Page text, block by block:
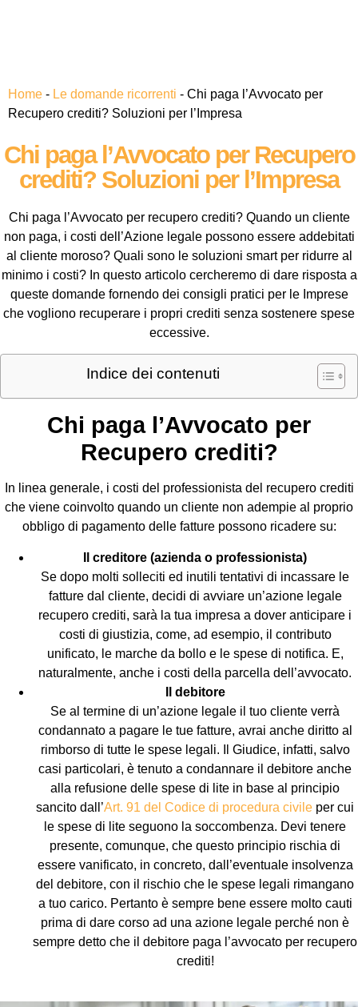
Home - Le domande ricorrenti - Chi paga l’Avvocato per
Recupero crediti? Soluzioni per l’Impresa
Chi paga l’Avvocato per Recupero
crediti? Soluzioni per l’Impresa
Chi paga l’Avvocato per recupero crediti? Quando un cliente
non paga, i costi dell’Azione legale possono essere addebitati
al cliente moroso? Quali sono le soluzioni smart per ridurre al
minimo i costi? In questo articolo cercheremo di dare risposta a
queste domande fornendo dei consigli pratici per le Imprese
che vogliono recuperare i propri crediti senza sostenere spese
eccessive.
Indice dei contenuti
Chi paga l’Avvocato per
Recupero crediti?
In linea generale, i costi del professionista del recupero crediti
che viene coinvolto quando un cliente non adempie al proprio
obbligo di pagamento delle fatture possono ricadere su:
Il creditore (azienda o professionista)
Se dopo molti solleciti ed inutili tentativi di incassare le
fatture dal cliente, decidi di avviare un’azione legale
recupero crediti, sarà la tua impresa a dover anticipare i
costi di giustizia, come, ad esempio, il contributo
unificato, le marche da bollo e le spese di notifica. E,
naturalmente, anche i costi della parcella dell’avvocato.
Il debitore
Se al termine di un’azione legale il tuo cliente verrà
condannato a pagare le tue fatture, avrai anche diritto al
rimborso di tutte le spese legali. Il Giudice, infatti, salvo
casi particolari, è tenuto a condannare il debitore anche
alla refusione delle spese di lite in base al principio
sancito dall’Art. 91 del Codice di procedura civile per cui
le spese di lite seguono la soccombenza. Devi tenere
presente, comunque, che questo principio rischia di
essere vanificato, in concreto, dall’eventuale insolvenza
del debitore, con il rischio che le spese legali rimangano
a tuo carico. Pertanto è sempre bene essere molto cauti
prima di dare corso ad una azione legale perché non è
sempre detto che il debitore paga l’avvocato per recupero
crediti!